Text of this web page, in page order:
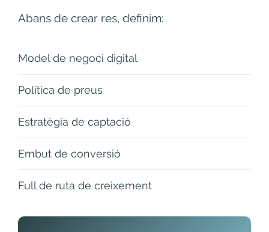
Abans de crear res, definim:
Model de negoci digital
Política de preus
Estratègia de captació
Embut de conversió
Full de ruta de creixement